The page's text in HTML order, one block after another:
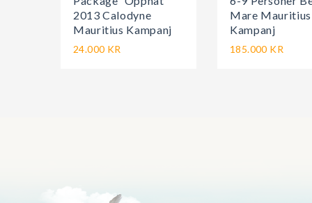
2013 Calodyne
Mauritius Kampanj
24.000 KR
Mare Mauritius
Kampanj
185.000 KR